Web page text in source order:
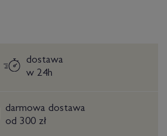
dostawa
w 24h
darmowa dostawa
od 300 zł